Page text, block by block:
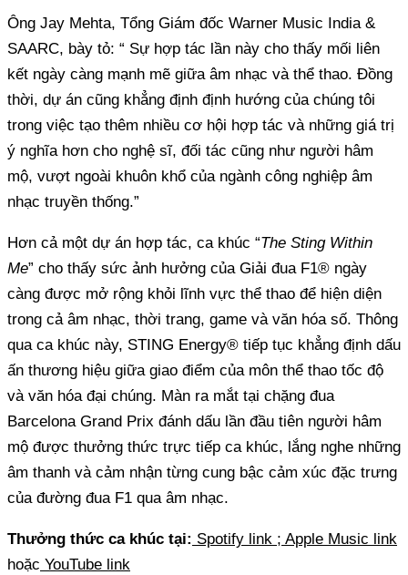
Ông Jay Mehta, Tổng Giám đốc Warner Music India &
SAARC, bày tỏ: “ Sự hợp tác lần này cho thấy mối liên
kết ngày càng mạnh mẽ giữa âm nhạc và thể thao. Đồng
thời, dự án cũng khẳng định định hướng của chúng tôi
trong việc tạo thêm nhiều cơ hội hợp tác và những giá trị
ý nghĩa hơn cho nghệ sĩ, đối tác cũng như người hâm
mộ, vượt ngoài khuôn khổ của ngành công nghiệp âm
nhạc truyền thống.”
Hơn cả một dự án hợp tác, ca khúc “The Sting Within
Me” cho thấy sức ảnh hưởng của Giải đua F1® ngày
càng được mở rộng khỏi lĩnh vực thể thao để hiện diện
trong cả âm nhạc, thời trang, game và văn hóa số. Thông
qua ca khúc này, STING Energy® tiếp tục khẳng định dấu
ấn thương hiệu giữa giao điểm của môn thể thao tốc độ
và văn hóa đại chúng. Màn ra mắt tại chặng đua
Barcelona Grand Prix đánh dấu lần đầu tiên người hâm
mộ được thưởng thức trực tiếp ca khúc, lắng nghe những
âm thanh và cảm nhận từng cung bậc cảm xúc đặc trưng
của đường đua F1 qua âm nhạc.
Thưởng thức ca khúc tại: Spotify link ; Apple Music link
hoặc YouTube link